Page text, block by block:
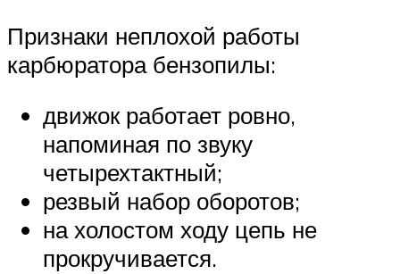
Признаки неплохой работы
карбюратора бензопилы:
движок работает ровно,
напоминая по звуку
четырехтактный;
резвый набор оборотов;
на холостом ходу цепь не
прокручивается.